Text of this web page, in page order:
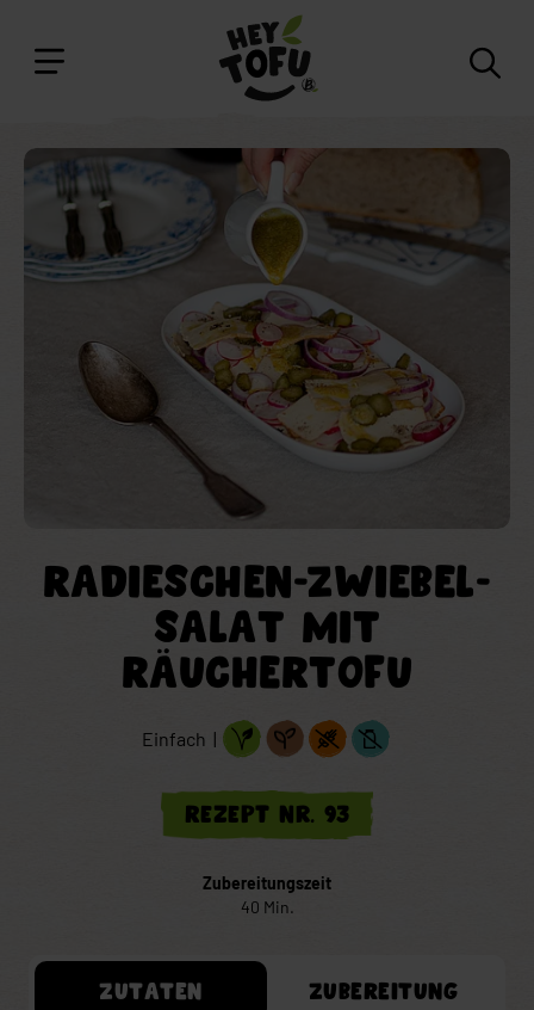
RADIESCHEN-ZWIEBEL-
SALAT MIT
RÄUCHERTOFU
Einfach |
Rezept Nr. 93
Zubereitungszeit
40 Min.
ZUTATEN ZUBEREITUNG